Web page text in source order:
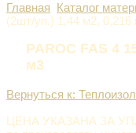
Главная Каталог
(2шт/уп.) 1,44 м2, 0,216
PAROC FAS 4
м3
Вернуться к:
ЦЕНА УКАЗАНА ЗА